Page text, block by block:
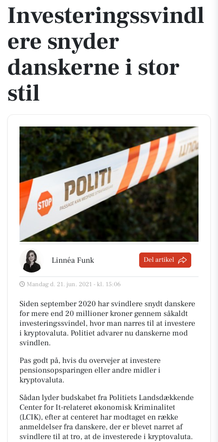
Investeringssvindl
ere snyder
danskerne i stor
stil
Linnéa Funk Del artikel
Mandag d. 21. jun. 2021 - kl. 15:06
Siden september 2020 har svindlere snydt danskere
for mere end 20 millioner kroner gennem såkaldt
investeringssvindel, hvor man narres til at investere
i kryptovaluta. Politiet advarer nu danskerne mod
svindlen.
Pas godt på, hvis du overvejer at investere
pensionsopsparingen eller andre midler i
kryptovaluta.
Sådan lyder budskabet fra Politiets Landsdækkende
Center for It-relateret økonomisk Kriminalitet
(LCIK), efter at centeret har modtaget en række
anmeldelser fra danskere, der er blevet narret af
svindlere til at tro, at de investerede i kryptovaluta.